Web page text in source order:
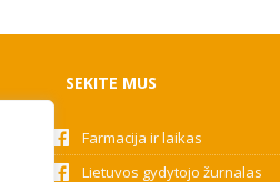
SEKITE MUS
Farmacija ir laikas
Lietuvos gydytojo žurnalas